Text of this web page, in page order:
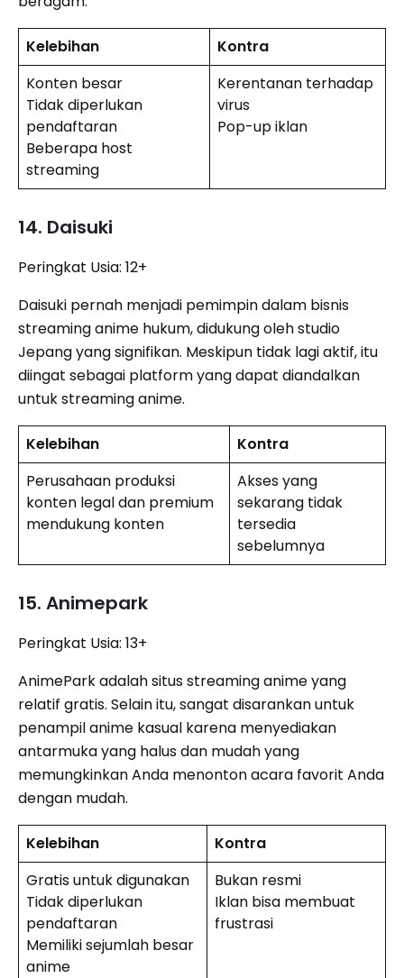
Kelebihan
Kontra
Konten besar
Tidak diperlukan
pendaftaran
Beberapa host
streaming
Kerentanan terhadap
virus
Pop-up iklan
14. Daisuki
Peringkat Usia: 12+
Daisuki pernah menjadi pemimpin dalam bisnis
streaming anime hukum, didukung oleh studio
Jepang yang signifikan. Meskipun tidak lagi aktif, itu
diingat sebagai platform yang dapat diandalkan
untuk streaming anime.
Kelebihan
Kontra
Perusahaan produksi
konten legal dan premium
mendukung konten
Akses yang
sekarang tidak
tersedia
sebelumnya
15. Animepark
Peringkat Usia: 13+
AnimePark adalah situs streaming anime yang
relatif gratis. Selain itu, sangat disarankan untuk
penampil anime kasual karena menyediakan
antarmuka yang halus dan mudah yang
memungkinkan Anda menonton acara favorit Anda
dengan mudah.
Kelebihan
Kontra
Gratis untuk digunakan
Tidak diperlukan
pendaftaran
Memiliki sejumlah besar
anime
Bukan resmi
Iklan bisa membuat
frustrasi